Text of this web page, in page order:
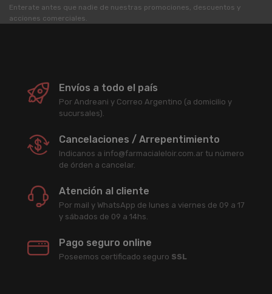
Enterate antes que nadie de nuestras promociones, descuentos y
acciones comerciales.
Envíos a todo el país
Por Andreani y Correo Argentino (a domicilio y
sucursales).
Cancelaciones / Arrepentimiento
Indicanos a info@farmacialeloir.com.ar tu número
de órden a cancelar.
Atención al cliente
Por mail y WhatsApp de lunes a viernes de 09 a 17
y sábados de 09 a 14hs.
Pago seguro online
Poseemos certificado seguro SSL